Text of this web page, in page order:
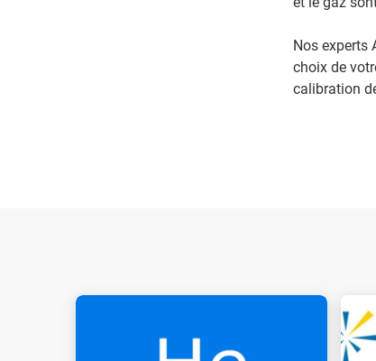
Nos experts
choix de
calibration